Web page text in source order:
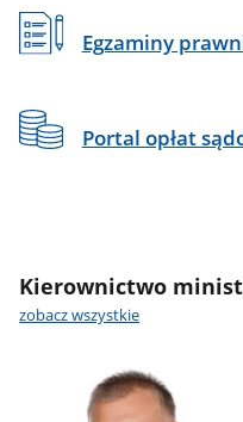
Egzaminy
Portal opłat
Kierownictwo
zobacz wszystkie